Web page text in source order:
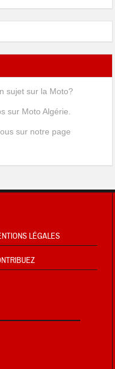
sujet sur la Moto?
sur Moto Algérie.
sur notre page
LÉGALES